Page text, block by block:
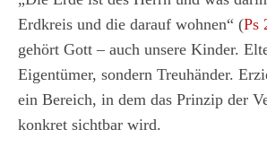
Erdkreis und die darauf wohnen“ (Ps
gehört Gott – auch unsere Kinder.
Eigentümer, sondern Treuhänder.
ein Bereich, in dem das Prinzip der
konkret sichtbar wird.